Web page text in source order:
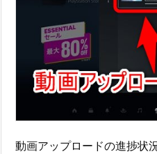
動画アップロードの進捗状